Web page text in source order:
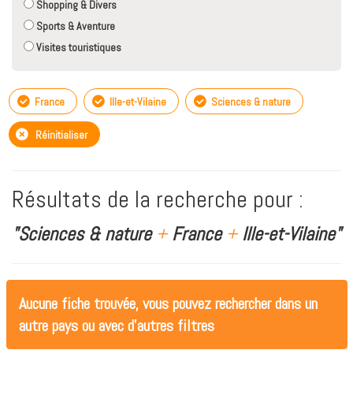
Shopping & Divers
Sports & Aventure
Visites touristiques
France Ille-et-Vilaine Sciences & nature
Réinitialiser
Résultats de la recherche pour :
"Sciences & nature +France +Ille-et-Vilaine"
Aucune fiche trouvée, vous pouvez rechercher dans un
autre pays ou avec d'autres filtres